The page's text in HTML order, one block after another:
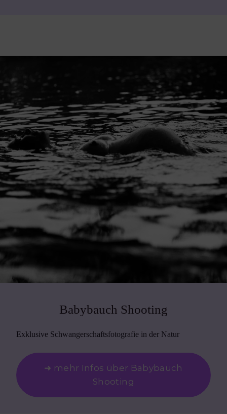
Babybauch Shooting
Exklusive Schwangerschaftsfotografie in der Natur
➜ mehr Infos über Babybauch
Shooting